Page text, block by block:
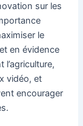
sur les
le
en évidence
vidéo, et
encourager